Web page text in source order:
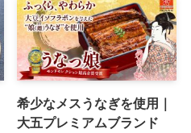
希少なメスうなぎを使用｜
大五プレミアムブランド